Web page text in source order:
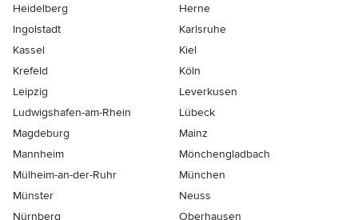
Heidelberg
Herne
Ingolstadt
Karlsruhe
Kassel
Kiel
Krefeld
Köln
Leipzig
Leverkusen
Ludwigshafen-am-Rhein
Lübeck
Magdeburg
Mainz
Mannheim
Mönchen­gladbach
Mülheim-an-der-Ruhr
München
Münster
Neuss
Nürnberg
Oberhausen